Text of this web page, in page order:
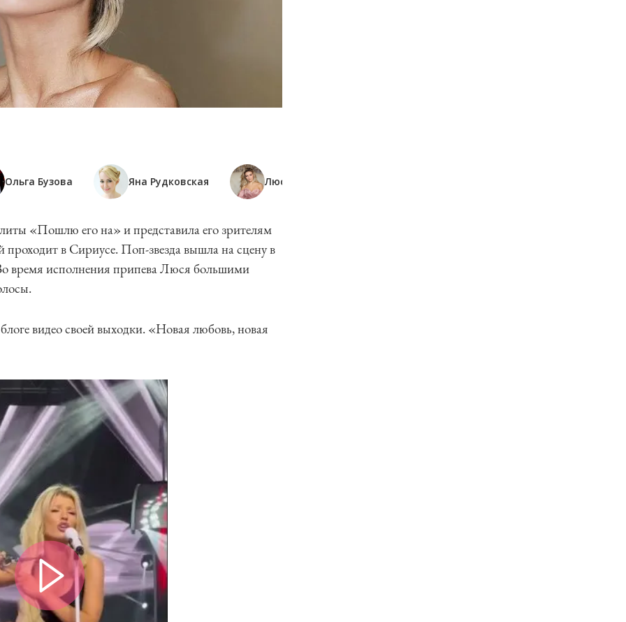
Ольга Бузова Яна Рудковская Люся Чеботина
«Пошлю его на» и представила его зрителям
в Сириусе. Поп-звезда вышла на сцену в
время исполнения припева Люся большими
видео своей выходки. «Новая любовь, новая